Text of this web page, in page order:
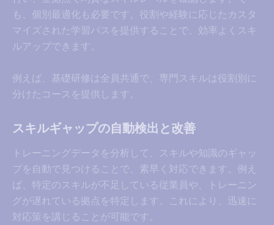
も、個別最適化も必要です。役割や経験に応じたカスタ
マイズされた学習パスを提供することで、効率よくスキ
ルアップできます。
例えば、基礎研修は全員共通で、専門スキルは役割別に
分けたコースを提供します。
スキルギャップの自動検出と改善
トレーニングデータを分析して、スキルや知識のギャッ
プを自動で見つけることで、素早く対応できます。例え
ば、特定のスキルが不足している従業員や、トレーニン
グが遅れている拠点を特定します。これにより、迅速に
対応策を講じることが可能です。